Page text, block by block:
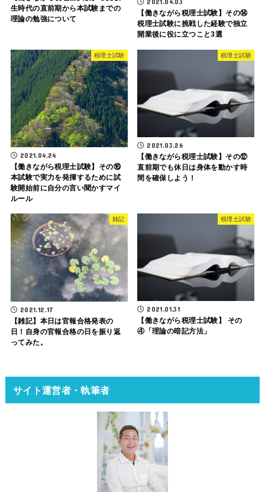
生時代の直前期から本試験までの
理論の勉強について
2021.04.03
【働きながら税理士試験】その⑭
税理士試験に挑戦した経験で独立
開業後に役に立つこと3選
税理士試験
2021.04.24
【働きながら税理士試験】その⑯
本試験で実力を発揮するために試
験開始前に自分の言い聞かすマイ
ルール
税理士試験
2021.03.26
【働きながら税理士試験】その⑫
直前期でも休日は身体を動かす時
間を確保しよう！
雑記
2021.12.17
【雑記】本日は官報合格発表の
日！自身の官報合格の日を振り返
ってみた。
税理士試験
2021.01.31
【働きながら税理士試験】 その
④「理論の暗記方法」
サイト運営者・執筆者